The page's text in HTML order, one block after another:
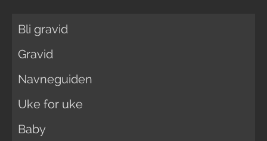
Bli gravid
Gravid
Navneguiden
Uke for uke
Baby